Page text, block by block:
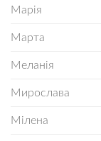
Марія
Марта
Меланія
Мирослава
Мілена